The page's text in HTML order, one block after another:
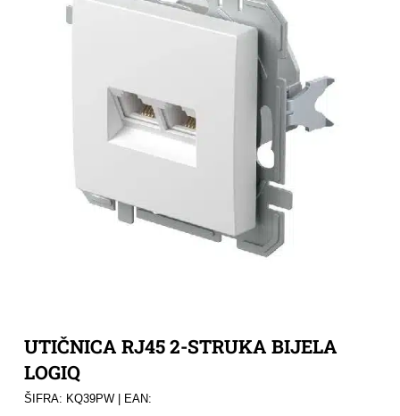
UTIČNICA RJ45 2-STRUKA BIJELA
LOGIQ
ŠIFRA: KQ39PW| EAN: